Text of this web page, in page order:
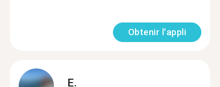
Obtenir l'appli
E.